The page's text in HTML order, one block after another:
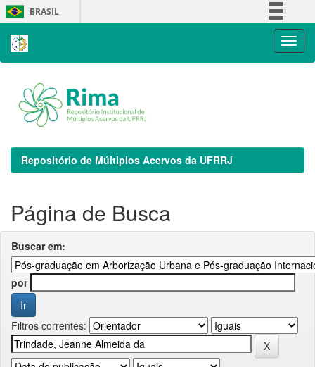
Skip
navigation
BRASIL
Repositório de Múltiplos Acervos da UFRRJ
Página de Busca
Buscar em:
por
Filtros correntes: